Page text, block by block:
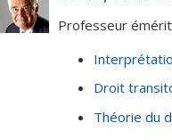
Professeur
Droit
Théorie du